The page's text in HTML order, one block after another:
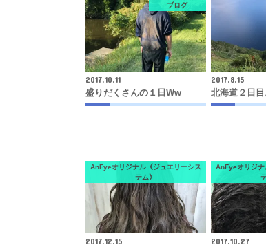
ブログ
2017.10.11
盛りだくさんの１日ww
2017.8.15
北海道２日目
AnFyeオリジナル《ジュエリーシス
テム》
2017.12.15
AnFyeオリジナ
2017.10.27